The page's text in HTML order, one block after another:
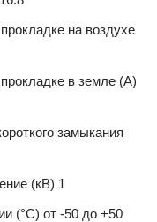
на воздухе
в земле (А)
замыкания
(кВ) 1
(°С) от -50 до +50